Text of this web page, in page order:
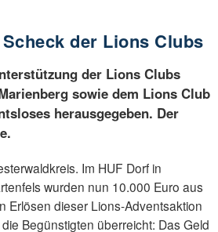
der Lions Clubs
der Lions Clubs
sowie dem Lions Club
herausgegeben. Der
Im HUF Dorf in
wurden nun 10.000 Euro aus
Erlösen dieser Lions-Adventsaktion
Begünstigten überreicht: Das Geld